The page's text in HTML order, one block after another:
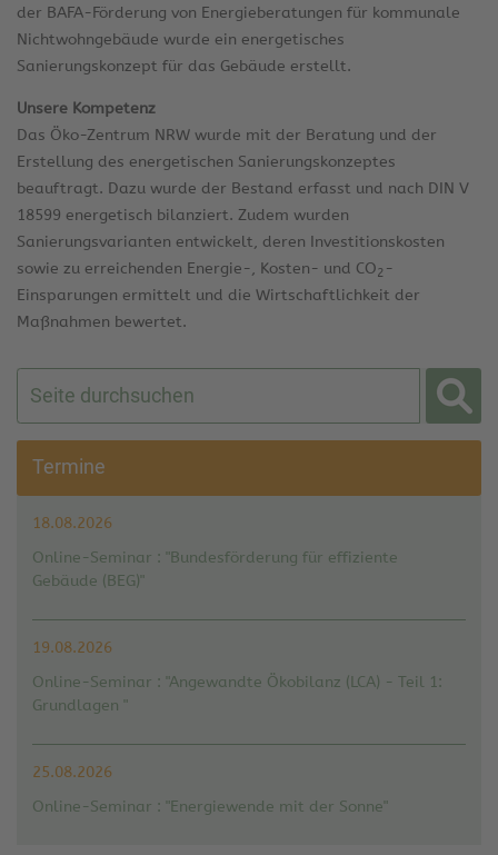
der BAFA-Förderung von Energieberatungen für kommunale
Nichtwohngebäude wurde ein energetisches
Sanierungskonzept für das Gebäude erstellt.
Unsere Kompetenz
Das Öko-Zentrum NRW wurde mit der Beratung und der
Erstellung des energetischen Sanierungskonzeptes
beauftragt. Dazu wurde der Bestand erfasst und nach DIN V
18599 energetisch bilanziert. Zudem wurden
Sanierungsvarianten entwickelt, deren Investitionskosten
sowie zu erreichenden Energie-, Kosten- und CO2 -
Einsparungen ermittelt und die Wirtschaftlichkeit der
Maßnahmen bewertet.
Termine
18.08.2026
Online-Seminar : "Bundesförderung für effiziente
Gebäude (BEG)"
19.08.2026
Online-Seminar : "Angewandte Ökobilanz (LCA) - Teil 1:
Grundlagen "
25.08.2026
Online-Seminar : "Energiewende mit der Sonne"